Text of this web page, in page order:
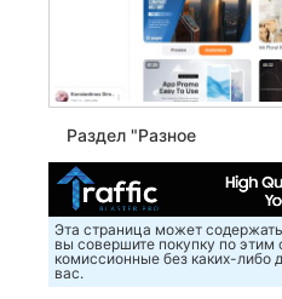
Раздел "Разное
Эта страница может
вы совершите покупку по этим
комиссионные без каких-либо
вас.